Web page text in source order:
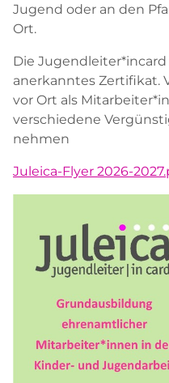
Jugend oder an den
Ort.
Die
anerkanntes Zertifikat.
vor Ort als
verschiedene
nehmen
Juleica-Flyer 2026-